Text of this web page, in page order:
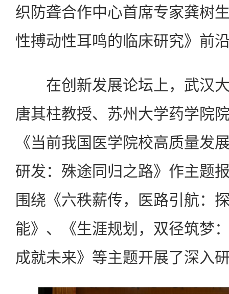
织防聋合作中心首席专家龚树
性搏动性耳鸣的临床研究》前
在创新发展论坛上，武汉大
唐其柱教授、苏州大学药学院
《当前我国医学院校高质量发
研发：殊途同归之路》作主题
围绕《六秩薪传，医路引航：
能》、《生涯规划，双径筑梦
成就未来》等主题开展了深入